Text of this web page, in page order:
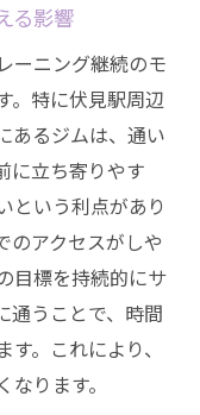
る影響
ーニング継続のモ
。特に伏見駅周辺
あるジムは、通い
に立ち寄りやす
という利点があり
のアクセスがしや
目標を持続的にサ
通うことで、時間
。これにより、
ります。